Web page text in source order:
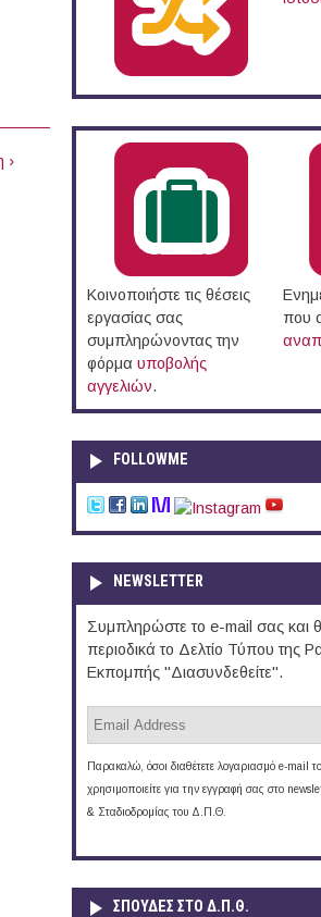
›
Κοινοποιήστε τις θέσεις
εργασίας σας
συμπληρώνοντας την
φόρμα υποβολής
αγγελιών.
που
FOLLOWME
NEWSLETTER
Συμπληρώστε το e-mail σας και
περιοδικά το Δελτίο Τύπου της
Εκπομπής "Διασυνδεθείτε".
Παρακαλώ, όσοι διαθέτετε λογαριασμό e-mail
χρησιμοποιείτε για την εγγραφή σας στο
& Σταδιοδρομίας του Δ.Π.Θ.
ΣΠΟΥΔΈΣ ΣΤΟ Δ.Π.Θ.